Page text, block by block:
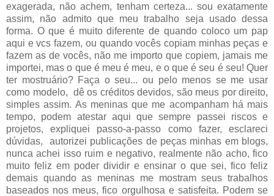
exagerada, não achem, tenham certeza... sou exatamente
assim, não admito que meu trabalho seja usado dessa
forma. O que é muito diferente de quando coloco um pap
aqui e vcs fazem, ou quando vocês copiam minhas peças e
fazem as de vocês, não me importo que copiem, jamais me
importei, mas o que é meu é meu, e o que é seu é seu! Quer
ter mostruário? Faça o seu... ou pelo menos se me usar
como modelo, dê os créditos devidos, são meus por direito,
simples assim. As meninas que me acompanham há mais
tempo, podem atestar aqui que sempre passei riscos e
projetos, expliquei passo-a-passo como fazer, esclareci
dúvidas, autorizei publicações de peças minhas em blogs,
nunca achei isso ruim e negativo, realmente não acho, fico
muito feliz em poder dividir e ensinar o que sei, fico feliz
demais quando as meninas me mostram seus trabalhos
baseados nos meus, fico orgulhosa e satisfeita. Podem se